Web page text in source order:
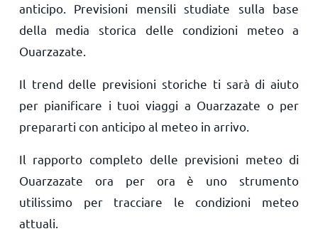
anticipo. Previsioni mensili studiate sulla base
della media storica delle condizioni meteo a
Ouarzazate.
Il trend delle previsioni storiche ti sarà di aiuto
per pianificare i tuoi viaggi a Ouarzazate o per
prepararti con anticipo al meteo in arrivo.
Il rapporto completo delle previsioni meteo di
Ouarzazate ora per ora è uno strumento
utilissimo per tracciare le condizioni meteo
attuali.